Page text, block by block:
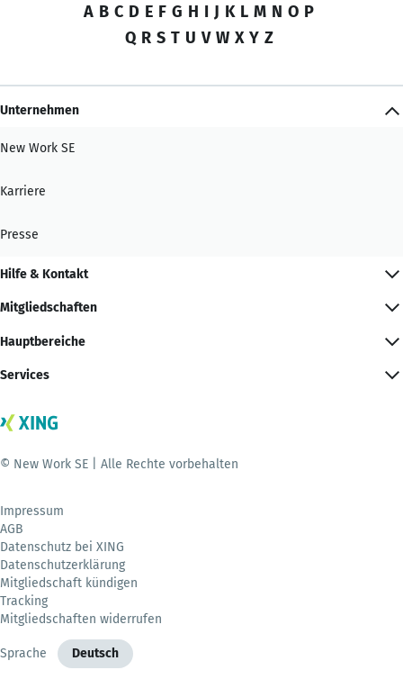
A B C D E F G H I J K L M N O P
Q R S T U V W X Y Z
Unternehmen
New Work SE
Karriere
Presse
Hilfe & Kontakt
Mitgliedschaften
Hauptbereiche
Services
© New Work SE | Alle Rechte vorbehalten
Impressum
AGB
Datenschutz bei XING
Datenschutzerklärung
Mitgliedschaft kündigen
Tracking
Mitgliedschaften widerrufen
Sprache Deutsch